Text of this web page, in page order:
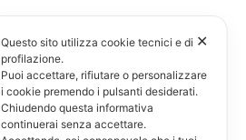
✕
Questo sito utilizza cookie tecnici e di
profilazione.
Puoi accettare, rifiutare o personalizzare
i cookie premendo i pulsanti desiderati.
Chiudendo questa informativa
continuerai senza accettare.